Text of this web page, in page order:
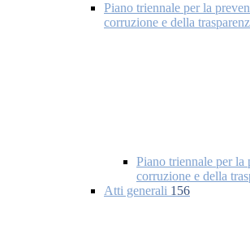
Piano triennale per la
corruzione e della
Piano triennale per la
corruzione e della
Atti generali 156